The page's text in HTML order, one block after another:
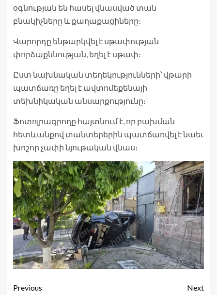
օգնության են հասել վնասված տան
բնակիչները և քաղաքացիները։
Վարորդը ենթարկվել է սթափության
փորձաքննության, եղել է սթափ։
Ըստ նախնական տեղեկությունների՝ վթարի
պատճառը եղել է ավտոմեքենայի
տեխնիկական անսարքությունը։
Ֆոտոլրագրողը հայտնում է, որ բախման
հետևանքով տանտերերին պատճառվել է նաեւ
խոշոր չափի նյութական վնաս։
Previous
Next